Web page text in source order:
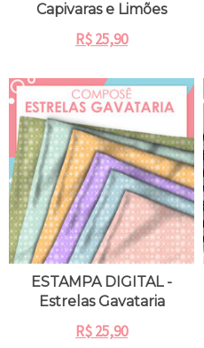
Capivaras e Limões
R$25,90
ESTAMPA DIGITAL -
Estrelas Gavataria
R$25,90